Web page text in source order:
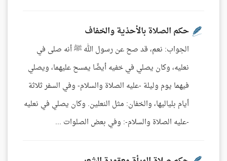
حكم الصلاة بالأحذية والخفاف
الجواب: نعم، قد صح عن رسول الله ﷺ أنه صلى في
نعليه، وكان يصلي في خفيه أيضًا يمسح عليهما، ويصلي
فيهما يوم وليلة -عليه الصلاة والسلام- وفي السفر ثلاثة
أيام بلياليها، والخفان: مثل النعلين. وكان يصلي في نعليه
-عليه الصلاة والسلام-: وفي بعض الصلوات ...